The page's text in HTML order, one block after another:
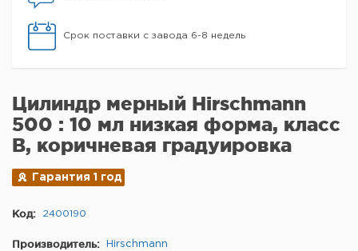
Срок поставки с завода 6-8 недель
Цилиндр мерный Hirschmann
500 : 10 мл низкая форма, класс
B, коричневая градуировка
Гарантия 1 год
Код: 2400190
Производитель: Hirschmann